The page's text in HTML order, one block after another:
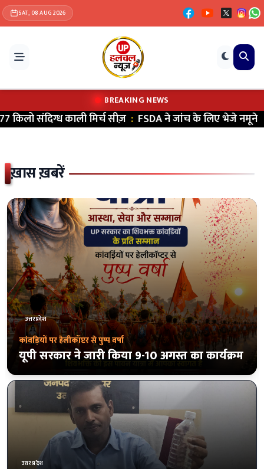
SAT, 08 AUG 2026
BREAKING NEWS
मिर्च सीज़:FSDA ने जांच के लिए भेजे नमूने | वाराणसी
ख़ास ख़बरें
उत्तरप्रदेश
'छात्र संवाद' कार्यक्रम रद्द
प्रयागराज में राहुल गांधी का 8 अगस्त का 'छात्र
संवाद' कार्यक्रम रद्द, केपी कॉलेज मैदान की बुकिंग
निरस्त
उत्तरप्रदेश